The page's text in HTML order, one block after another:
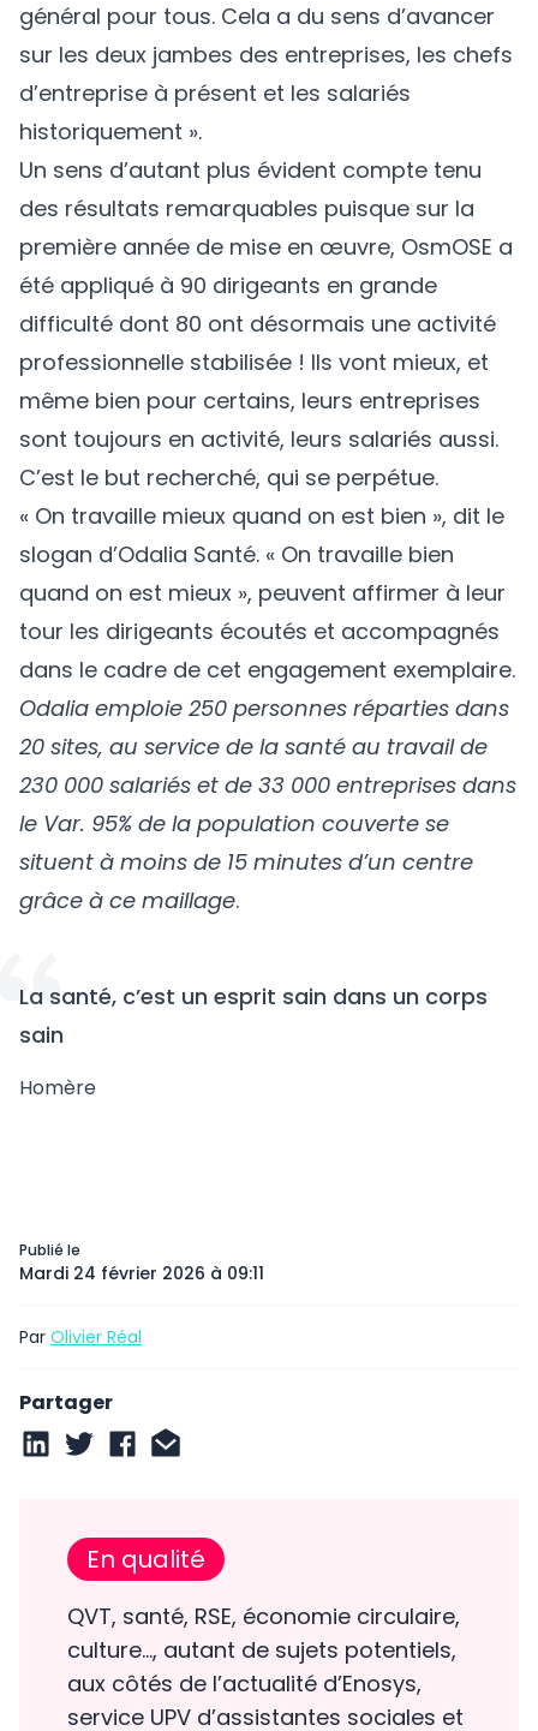
Publié le
Mardi 24 février 2026 à 09:11
Par Olivier Réal
Partager
général pour tous. Cela a du sens d’avancer
sur les deux jambes des entreprises, les chefs
d’entreprise à présent et les salariés
historiquement ».
Un sens d’autant plus évident compte tenu
des résultats remarquables puisque sur la
première année de mise en œuvre, OsmOSE a
été appliqué à 90 dirigeants en grande
difficulté dont 80 ont désormais une activité
professionnelle stabilisée ! Ils vont mieux, et
même bien pour certains, leurs entreprises
sont toujours en activité, leurs salariés aussi.
C’est le but recherché, qui se perpétue.
« On travaille mieux quand on est bien », dit le
slogan d’Odalia Santé. « On travaille bien
quand on est mieux », peuvent affirmer à leur
tour les dirigeants écoutés et accompagnés
dans le cadre de cet engagement exemplaire.
Odalia emploie 250 personnes réparties dans
20 sites, au service de la santé au travail de
230 000 salariés et de 33 000 entreprises dans
le Var. 95% de la population couverte se
situent à moins de 15 minutes d’un centre
grâce à ce maillage.
La santé, c’est un esprit sain dans un corps
sain
Homère
En qualité
QVT, santé, RSE, économie circulaire,
culture…, autant de sujets potentiels,
aux côtés de l’actualité d’Enosys,
service UPV d’assistantes sociales et